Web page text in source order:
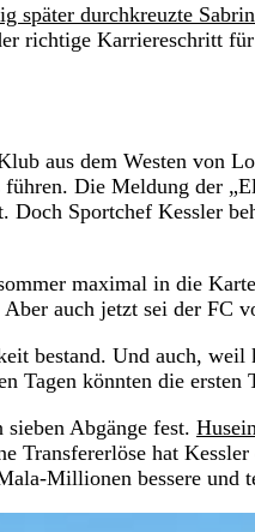
später durchkreuzte
richtige Karriereschritt
aus dem Westen von
Die Meldung der
Doch Sportchef Kessler
maximal in die
auch jetzt sei der FC
bestand. Und auch, weil
Tagen könnten die ersten
Abgänge fest.
Transfererlöse hat
Millionen bessere und